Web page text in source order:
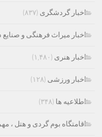
اخبار گردشگری (۸۳۷)
اخبار میراث فرهنگی و
اخبار هنری (۱,۴۸۰)
اخبار ورزشی (۱۲۸)
اطلاعیه ها (۳۴۸)
اقامتگاه بوم گردی و هتل ،